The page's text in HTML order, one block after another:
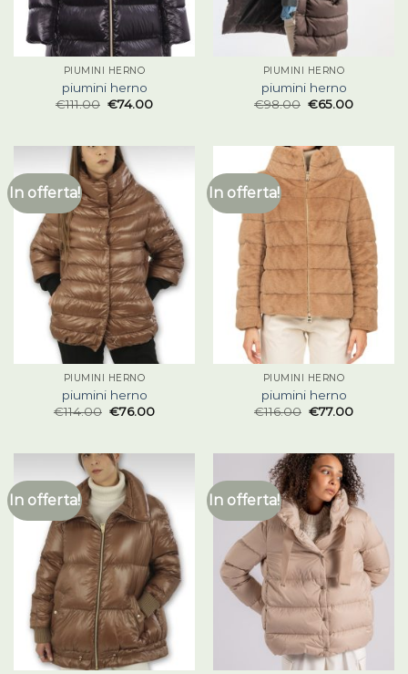
PIUMINI HERNO
piumini herno
€111.00 €74.00
PIUMINI HERNO
piumini herno
€98.00 €65.00
In offerta!
PIUMINI HERNO
piumini herno
€114.00 €76.00
In offerta!
PIUMINI HERNO
piumini herno
€116.00 €77.00
In offerta! In offerta!